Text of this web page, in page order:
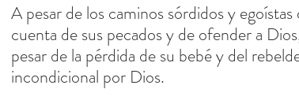
A pesar de los caminos sórdidos y
cuenta de sus pecados y de ofender a
pesar de la pérdida de su bebé y del
incondicional por Dios.